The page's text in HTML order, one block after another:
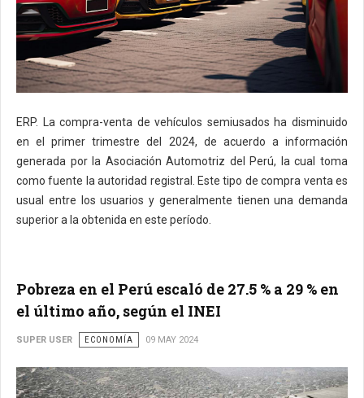
ERP. La compra-venta de vehículos semiusados ha disminuido
en el primer trimestre del 2024, de acuerdo a información
generada por la Asociación Automotriz del Perú, la cual toma
como fuente la autoridad registral. Este tipo de compra venta es
usual entre los usuarios y generalmente tienen una demanda
superior a la obtenida en este período.
Pobreza en el Perú escaló de 27.5 % a 29 % en
el último año, según el INEI
SUPER USER ECONOMÍA 09 MAY 2024